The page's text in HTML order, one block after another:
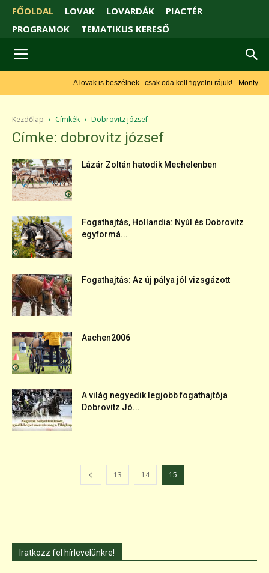
FŐOLDAL LOVAK LOVARDÁK
PIACTÉR
PROGRAMOK
TEMATIKUS KERESŐ
A lovak is beszélnek...csak oda kell figyelni rájuk! - Monty Roberts
Kezdőlap Címkék Dobrovitz józsef
Címke: dobrovitz józsef
Lázár Zoltán hatodik Mechelenben
Fogathajtás, Hollandia: Nyúl és Dobrovitz
egyformá...
Fogathajtás: Az új pálya jól vizsgázott
Aachen2006
A világ negyedik legjobb fogathajtója
Dobrovitz Jó...
13 14 15
Iratkozz fel hírlevelünkre!